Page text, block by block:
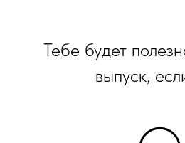
Тебе будет
выпуск,